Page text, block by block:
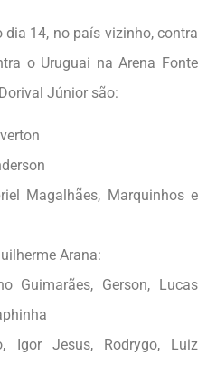
14, no país vizinho, contra
o Uruguai na Arena Fonte
Júnior são:
Magalhães, Marquinhos e
Arana:
Guimarães, Gerson, Lucas
Igor Jesus, Rodrygo, Luiz